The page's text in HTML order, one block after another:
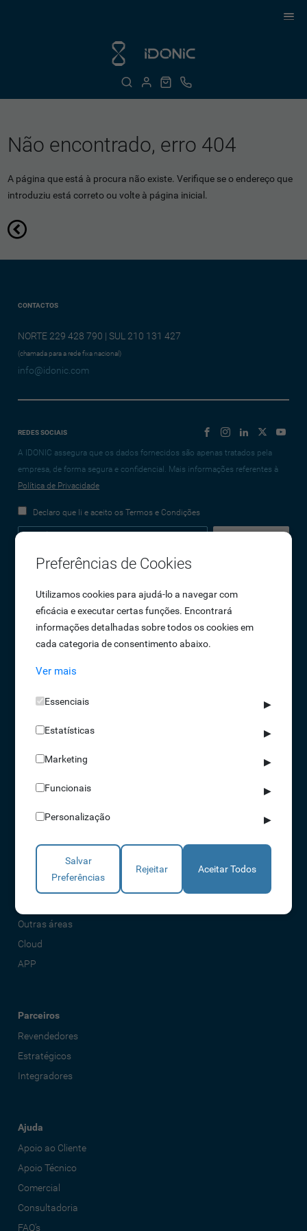
Não encontrado, erro 404
A página que está à procura não existe. Verifique se o endereço que
introduziu está correto ou volte à página inicial.
CONTACTOS
NORTE 229 428 790 | SUL 210 131 427
(chamada para a rede fixa nacional)
info@idonic.com
REDES SOCIAIS
A IDONIC assegura que os dados fornecidos são apenas tratados pela
empresa, de forma segura e confidencial. Mais informações referentes à
Política de Privacidade
Declaro que li e aceito os Termos e Condições
Empresa
Sobre Nós
Oportunidades de Emprego
Termos e Condições
Política de Privacidade
Livro de reclamações
Soluções
Acessos
Torniquetes
Parques Auto
Rondas e Serviços
Outras áreas
Cloud
APP
Parceiros
Revendedores
Estratégicos
Integradores
Ajuda
Apoio ao Cliente
Apoio Técnico
Comercial
Consultadoria
FAQ's
Preferências de Cookies
Utilizamos cookies para ajudá-lo a navegar com
eficácia e executar certas funções. Encontrará
informações detalhadas sobre todos os cookies em
cada categoria de consentimento abaixo.
Ver mais
Essenciais ▶
Estatísticas ▶
Marketing ▶
Funcionais ▶
Personalização ▶
Salvar
Preferências
Rejeitar Aceitar Todos